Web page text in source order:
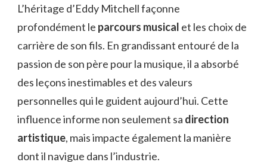
L’héritage d’Eddy Mitchell façonne
profondément le parcours musical et les choix de
carrière de son fils. En grandissant entouré de la
passion de son père pour la musique, il a absorbé
des leçons inestimables et des valeurs
personnelles qui le guident aujourd’hui. Cette
influence informe non seulement sa direction
artistique, mais impacte également la manière
dont il navigue dans l’industrie.